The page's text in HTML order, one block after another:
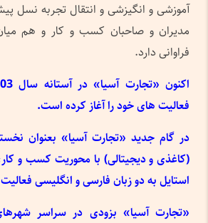
آموزشی و انگیزشی و انتقال تجربه نسل
مدیران و صاحبان کسب و کار و هم
فراوانی دارد.
اکنون «
فعالیت های خود را آغاز کرده است.
در گام جدید «تجارت آسیا» بعنوان
(کاغذی و دیجیتالی) با محوریت کسب و
استایل به دو زبان فارسی و انگلیسی
«تجارت آسیا» بزودی در سراسر